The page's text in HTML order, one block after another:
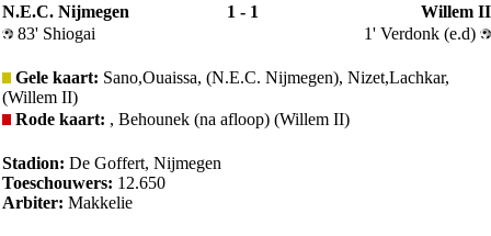
N.E.C. Nijmegen
1 - 1
Willem II
83' Shiogai
1' Verdonk (e.d)
Gele kaart: Sano,Ouaissa, (N.E.C. Nijmegen), Nizet,Lachkar,
(Willem II)
Rode kaart: , Behounek (na afloop) (Willem II)
Stadion: De Goffert, Nijmegen
Toeschouwers: 12.650
Arbiter: Makkelie